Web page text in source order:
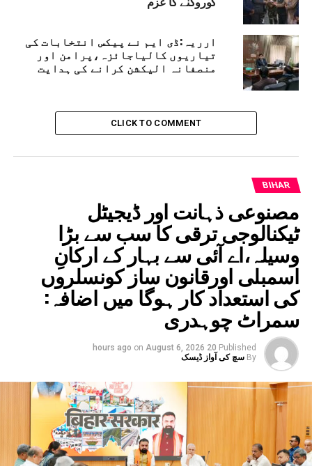
RELATED TOPICS:
ARARIA NEWS
BIHAR ASSEMBLY ELECTIONS 2025
DISTRICT ELECTION OFFICER CUM DISTRICT MAGISTRATE
ARARIA SHRI ANIL KUMAR
UP
انتخابات کے لیے ای وی ایم کی دوسری
سوشل میڈیا پر غیر تصدیق شدہ خبریں یا متنازع پوسٹ
ارریہ:ڈی ایم نے پیکس انتخابات کی
تیاریوں کالیاجائزہ،پرامن اور
منصفانہ الیکشن کرانے کی ہدایت
CLICK TO COMMENT
BIHAR
مصنوعی ذہانت اور ڈیجیٹل
ٹیکنالوجی ترقی کا سب سے بڑا
وسیلہ،اے آئی سے بہار کے ارکانِ
اسمبلی اورقانون ساز کونسلروں
کی استعداد کار ہوگا میں اضافہ:
سمراٹ چوہدری
Published
20 hours ago
on August 6, 2026
By سچ کی آواز ڈیسک